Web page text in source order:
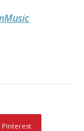
Pinterest